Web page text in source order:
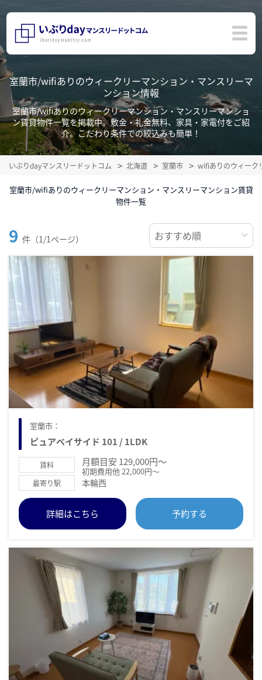
室蘭市/wifiありのウィークリーマンション・マンスリーマ
ンション情報
室蘭市/wifiありのウィークリーマンション・マンスリーマンショ
ン賃貸物件一覧を掲載中。敷金・礼金無料、家具・家電付をご紹
介。こだわり条件での絞込みも簡単！
いぶりdayマンスリードットコム 北海道 室蘭市 wifiありのウィーク
室蘭市/wifiありのウィークリーマンション・マンスリーマンション賃貸
物件一覧
9 件（1/1ページ）
室蘭市：
ピュアベイサイド 101 / 1LDK
賃料 月額目安 129,000円～
初期費用他 22,000円～
最寄り駅 本輪西
詳細はこちら 予約する